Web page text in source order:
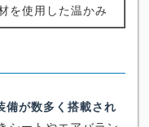
を使用した温かみ
備が数多く搭載され